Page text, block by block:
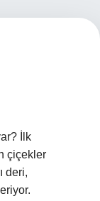
İlk
çiçekler
deri,